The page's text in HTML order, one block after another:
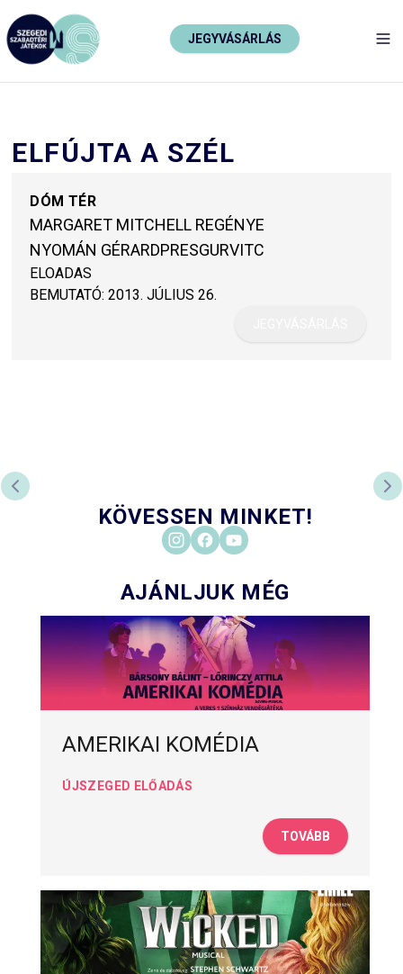
JEGYVÁSÁRLÁS
ELFÚJTA A SZÉL
DÓM TÉR
MARGARET MITCHELL REGÉNYE
NYOMÁN GÉRARDPRESGURVITC
ELOADAS
BEMUTATÓ: 2013. JÚLIUS 26.
ELŐZŐ DIA
KÖVESSEN MINKET!
AJÁNLJUK MÉG
AMERIKAI KOMÉDIA
ÚJSZEGED ELŐADÁS
TOVÁBB